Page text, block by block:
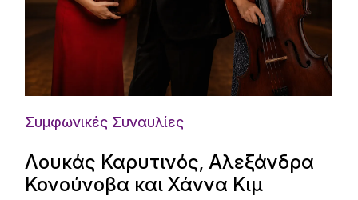
Συμφωνικές Συναυλίες
Λουκάς Καρυτινός, Αλεξάνδρα
Κονούνοβα και Χάννα Κιμ